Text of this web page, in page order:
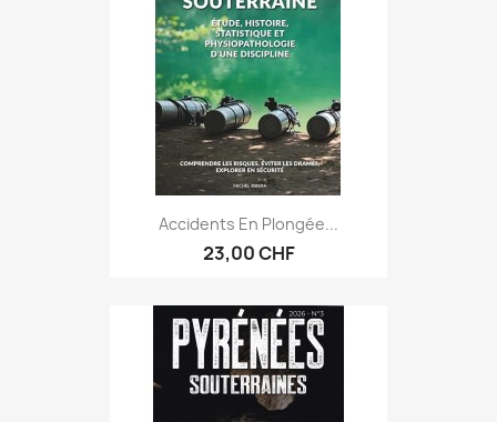
Accidents En Plongée...
23,00 CHF